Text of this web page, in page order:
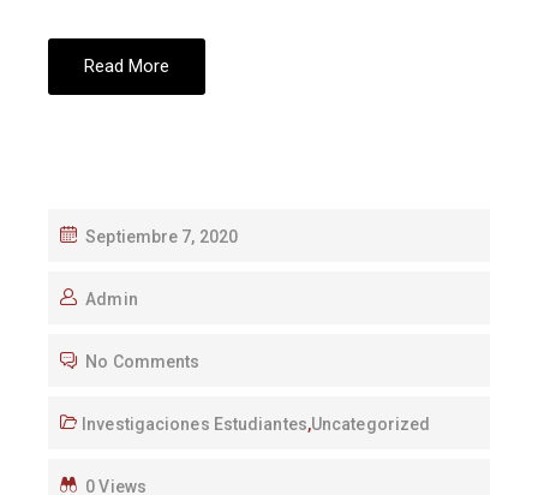
Read More
Septiembre 7, 2020
Admin
No Comments
Investigaciones Estudiantes,Uncategorized
0 Views